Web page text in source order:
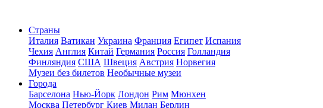
Страны
Италия Ватикан Украина Франция Египет Испания
Чехия Англия Китай Германия Россия Голландия
Финляндия США Швеция Австрия Норвегия
Музеи без билетов Необычные музеи
Города
Барселона Нью-Йорк Лондон Рим Мюнхен
Москва Петербург Киев Милан Берлин